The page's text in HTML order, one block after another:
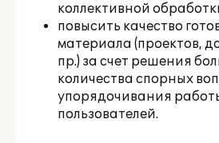
коллективной
повысить качество
материала (проектов,
пр.) за счет решения
количества спорных
упорядочивания
пользователей.